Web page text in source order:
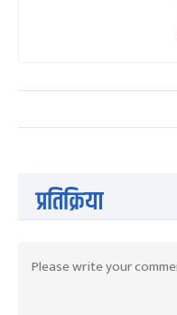
प्रतिक्रिया